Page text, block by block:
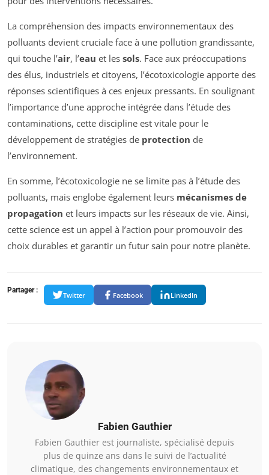
La compréhension des impacts environnementaux des
polluants devient cruciale face à une pollution grandissante,
qui touche l’air, l’eau et les sols. Face aux préoccupations
des élus, industriels et citoyens, l’écotoxicologie apporte des
réponses scientifiques à ces enjeux pressants. En soulignant
l’importance d’une approche intégrée dans l’étude des
contaminations, cette discipline est vitale pour le
développement de stratégies de protection de
l’environnement.
En somme, l’écotoxicologie ne se limite pas à l’étude des
polluants, mais englobe également leurs mécanismes de
propagation et leurs impacts sur les réseaux de vie. Ainsi,
cette science est un appel à l’action pour promouvoir des
choix durables et garantir un futur sain pour notre planète.
Partager :
Twitter Facebook LinkedIn
Fabien Gauthier
Fabien Gauthier est journaliste, spécialisé depuis
plus de quinze ans dans le suivi de l’actualité
climatique, des changements environnementaux et